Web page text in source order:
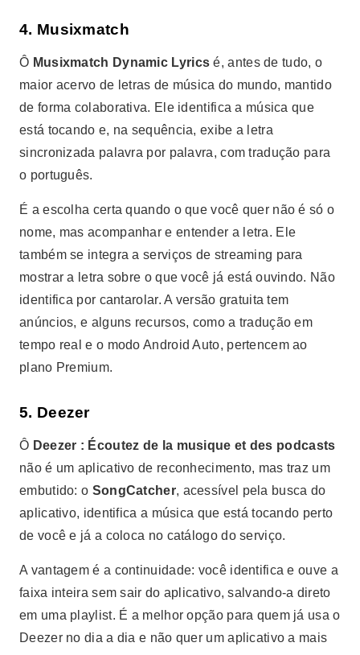
4. Musixmatch
Ô Musixmatch Dynamic Lyrics é, antes de tudo, o
maior acervo de letras de música do mundo, mantido
de forma colaborativa. Ele identifica a música que
está tocando e, na sequência, exibe a letra
sincronizada palavra por palavra, com tradução para
o português.
É a escolha certa quando o que você quer não é só o
nome, mas acompanhar e entender a letra. Ele
também se integra a serviços de streaming para
mostrar a letra sobre o que você já está ouvindo. Não
identifica por cantarolar. A versão gratuita tem
anúncios, e alguns recursos, como a tradução em
tempo real e o modo Android Auto, pertencem ao
plano Premium.
5. Deezer
Ô Deezer : Écoutez de la musique et des podcasts
não é um aplicativo de reconhecimento, mas traz um
embutido: o SongCatcher, acessível pela busca do
aplicativo, identifica a música que está tocando perto
de você e já a coloca no catálogo do serviço.
A vantagem é a continuidade: você identifica e ouve a
faixa inteira sem sair do aplicativo, salvando-a direto
em uma playlist. É a melhor opção para quem já usa o
Deezer no dia a dia e não quer um aplicativo a mais